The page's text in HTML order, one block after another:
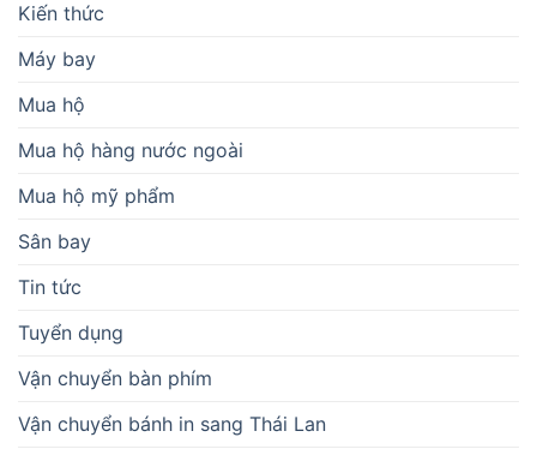
Kiến thức
Máy bay
Mua hộ
Mua hộ hàng nước ngoài
Mua hộ mỹ phẩm
Sân bay
Tin tức
Tuyển dụng
Vận chuyển bàn phím
Vận chuyển bánh in sang Thái Lan